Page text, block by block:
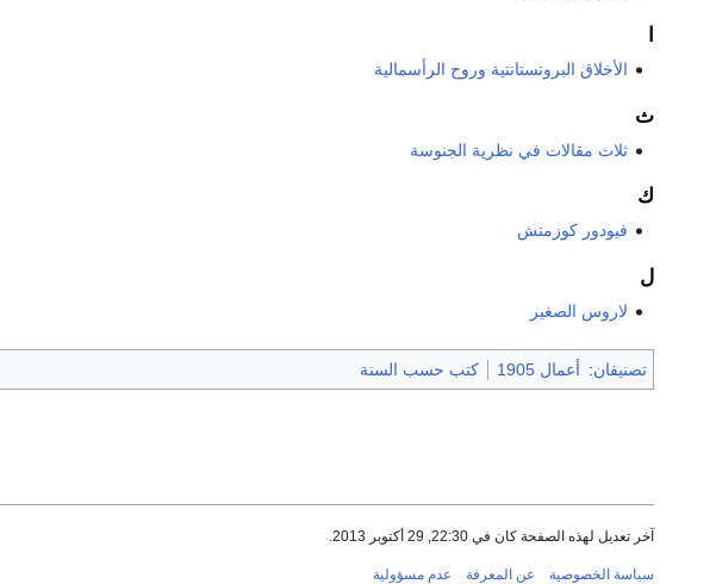
الأخلاق البروتستانتية وروح الرأسمالية
ث
ثلاث مقالات في نظرية الجنوسة
ك
فيودور كوزمتش
ل
لاروس الصغير
تصنيفان: أعمال 1905 كتب حسب السنة
آخر تعديل لهذه الصفحة كان في 22:30, 29 أكتوبر 2013.
سياسة الخصوصية عن المعرفة عدم مسؤولية